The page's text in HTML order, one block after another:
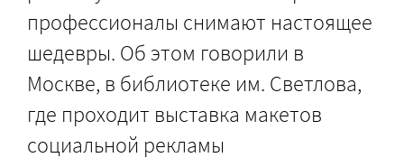
профессионалы снимают настоящее
шедевры. Об этом говорили в
Москве, в библиотеке им. Светлова,
где проходит выставка макетов
социальной рекламы